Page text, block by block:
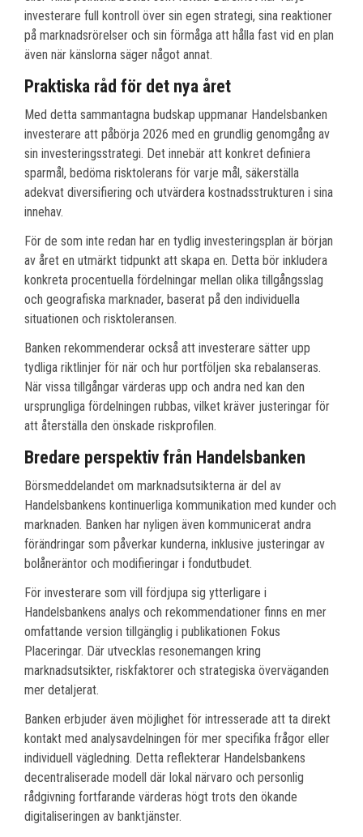
investerare full kontroll över sin egen strategi, sina reaktioner
på marknadsrörelser och sin förmåga att hålla fast vid en plan
även när känslorna säger något annat.
Praktiska råd för det nya året
Med detta sammantagna budskap uppmanar Handelsbanken
investerare att påbörja 2026 med en grundlig genomgång av
sin investeringsstrategi. Det innebär att konkret definiera
sparmål, bedöma risktolerans för varje mål, säkerställa
adekvat diversifiering och utvärdera kostnadsstrukturen i sina
innehav.
För de som inte redan har en tydlig investeringsplan är början
av året en utmärkt tidpunkt att skapa en. Detta bör inkludera
konkreta procentuella fördelningar mellan olika tillgångsslag
och geografiska marknader, baserat på den individuella
situationen och risktoleransen.
Banken rekommenderar också att investerare sätter upp
tydliga riktlinjer för när och hur portföljen ska rebalanseras.
När vissa tillgångar värderas upp och andra ned kan den
ursprungliga fördelningen rubbas, vilket kräver justeringar för
att återställa den önskade riskprofilen.
Bredare perspektiv från Handelsbanken
Börsmeddelandet om marknadsutsikterna är del av
Handelsbankens kontinuerliga kommunikation med kunder och
marknaden. Banken har nyligen även kommunicerat andra
förändringar som påverkar kunderna, inklusive justeringar av
bolåneräntor och modifieringar i fondutbudet.
För investerare som vill fördjupa sig ytterligare i
Handelsbankens analys och rekommendationer finns en mer
omfattande version tillgänglig i publikationen Fokus
Placeringar. Där utvecklas resonemangen kring
marknadsutsikter, riskfaktorer och strategiska överväganden
mer detaljerat.
Banken erbjuder även möjlighet för intresserade att ta direkt
kontakt med analysavdelningen för mer specifika frågor eller
individuell vägledning. Detta reflekterar Handelsbankens
decentraliserade modell där lokal närvaro och personlig
rådgivning fortfarande värderas högt trots den ökande
digitaliseringen av banktjänster.